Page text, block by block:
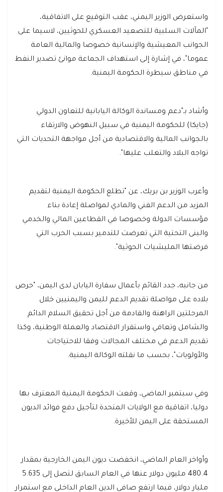
واستعرض الوزير اليمني، عقب التوقيع على الاتفاقية،
"المآلات السلبية للتصعيد العسكري للحوثيين، لاسيما على
الجوانب المعيشية والإنسانية خصوصا والمالية العامة
عموما"، في إشارة إلى استهداف الجماعة موانئ تصدير النفط
في مناطق سيطرة الحكومة اليمنية.
وأشاد بـ"دعم ومساندة الوكالة اليابانية للتعاون الدولي
(جايكا) للحكومة اليمنية في سبيل النهوض والارتقاء
بالجوانب المالية والاقتصادية من أجل مواجهة التحديات التي
تواجه البلاد والتغلب عليها".
وأعرب الوزير بن بريك، عن "تطلع الحكومة اليمنية لتقديم
المزيد من الدعم الفني والمادي لمواصلة إعادة بناء
مؤسسات الدولة وخصوصا في القطاعين المالي والخدمي
والبنى التحتية التي تعرضت للتدمير بسبب الحرب التي
فرضتها المليشيات الحوثية".
من جانبه، جدد القائم بأعمال سفارة اليابان لدى اليمن، "حرص
بلاده على مواصلة تقديم الدعم لليمن واليمنيين خلال
المرحلتين الراهنة والقادمة من أجل تحقيق السلام الدائم
والشامل وتعافي واستقرار الاقتصاد والعملة الوطنية، وكذا
تقديم الدعم في مختلف المجالات وفقا للاحتياجات
والأولويات"، بحسب ما نقلته الوكالة اليمنية.
وفي سبتمبر الماضي، وقعت الحكومة اليمنية المعترف بها
دوليا، اتفاقية مع الولايات المتحدة لتأجيل دفع فوائد الديون
المستحقة على اليمن للأخيرة.
وأواخر العام الماضي، انخفضت ديون اليمن الخارجية بمقدار
480.4 مليون دولار عنها في العام السابق لتصل إلى 5.635
مليار دولار، فيما ارتفع صافي الدين العام الداخلي مع استمرار